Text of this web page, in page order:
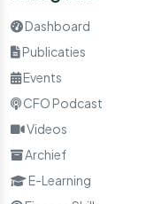
Dashboard
Publicaties
Events
CFO Podcast
Videos
Archief
E-Learning